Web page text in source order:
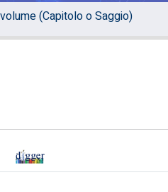
(Capitolo o Saggio)